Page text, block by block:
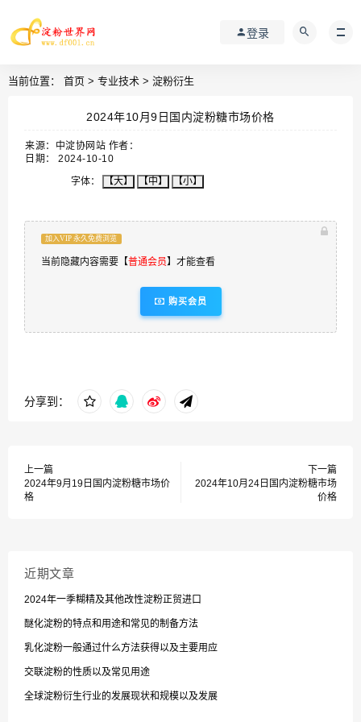
登录
当前位置： 首页 > 专业技术 > 淀粉衍生
2024年10月9日国内淀粉糖市场价格
来源：中淀协网站 作者：
日期： 2024-10-10
字体：
【大】 【中】 【小】
加入VIP 永久免费浏览
当前隐藏内容需要【普通会员】才能查看
购买会员
分享到：
上一篇
2024年9月19日国内淀粉糖市场价
格
下一篇
2024年10月24日国内淀粉糖市场
价格
近期文章
2024年一季糊精及其他改性淀粉正贸进口
醚化淀粉的特点和用途和常见的制备方法
乳化淀粉一般通过什么方法获得以及主要用应
交联淀粉的性质以及常见用途
全球淀粉衍生行业的发展现状和规模以及发展